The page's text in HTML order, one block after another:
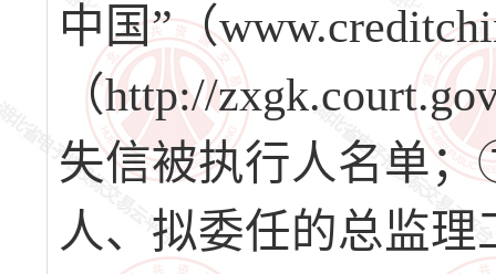
中国”（
（http://
失信被执行人名单
人、拟委任的总监